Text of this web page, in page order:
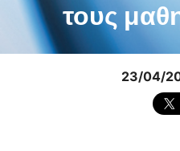
τους
23/04/